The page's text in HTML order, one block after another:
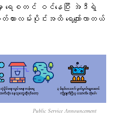
ရေစတင် ဝင်နေပြီး အဲဒီ‌‌ရဲ့
းလမ်းပိုင်းအထိ ရေကျော်လာတယ်
Public Service Announcement